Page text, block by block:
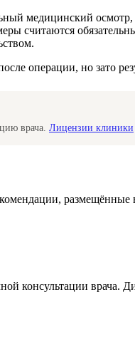
медицинский
считаются
операции, но зато
врача. Лицензии клиники
консультации